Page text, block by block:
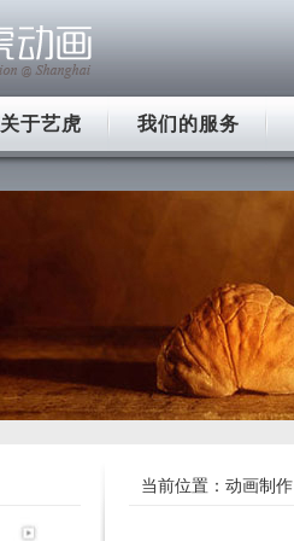
关于艺虎 我们的服务
当前位置： 动画制作